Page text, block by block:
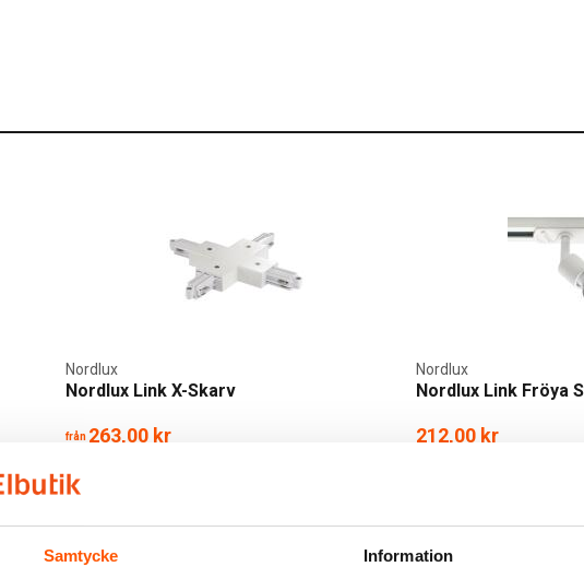
Samtycke Information
Nordlux Link X-Skarv
Nordlux
från 263,00 kr
2 av 2 varianter I webblager
Nordlux Link Fröya
Nordlux
212,00 kr
Skickas inom 11-21